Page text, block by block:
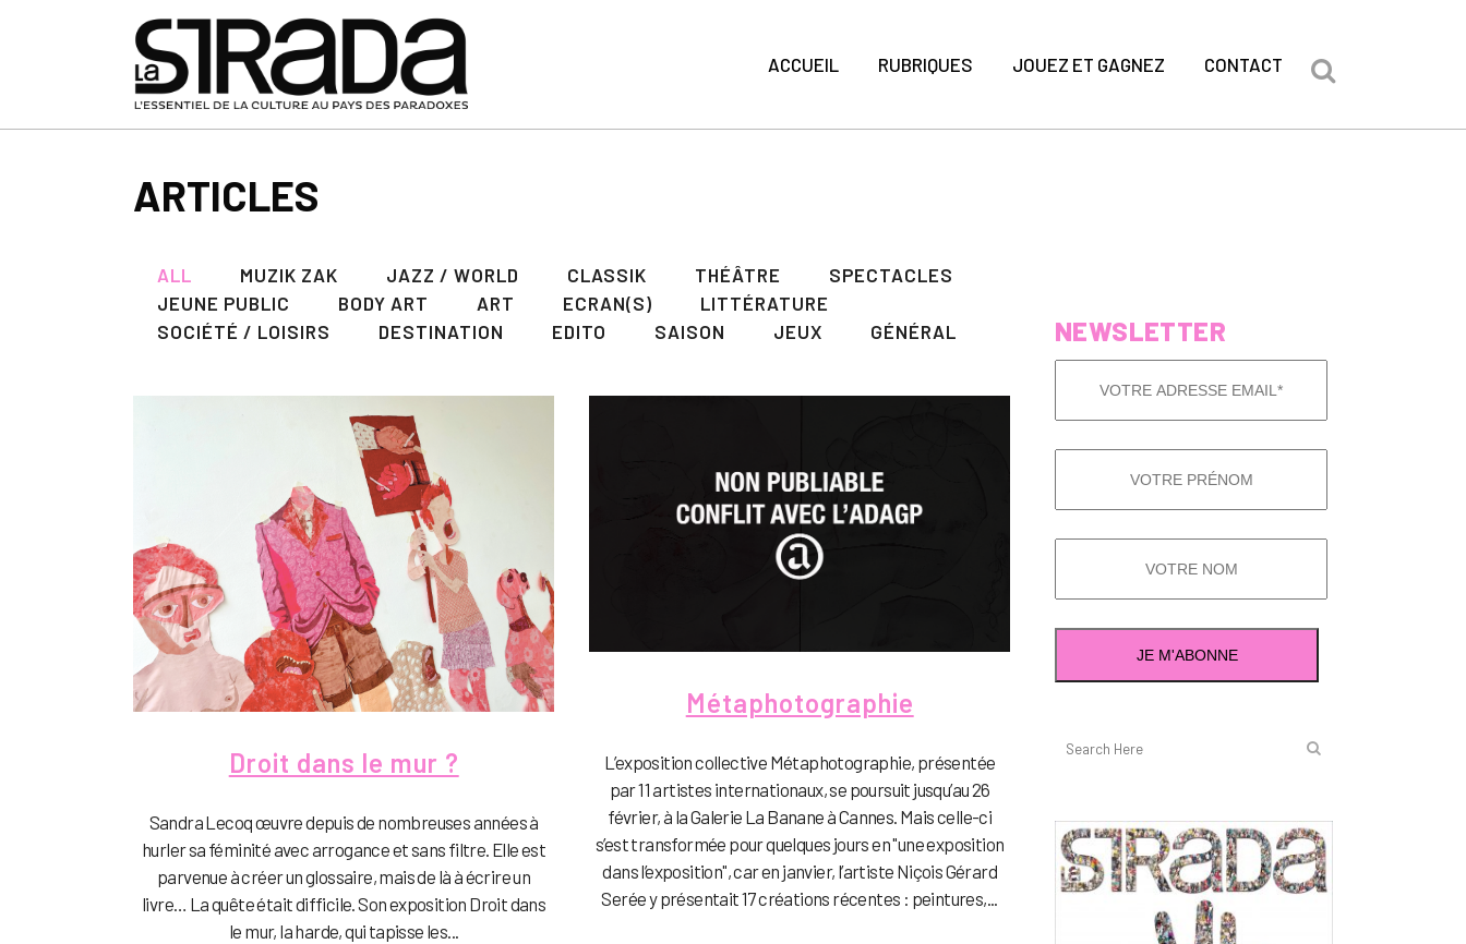
ACCUEIL RUBRIQUES JOUEZ ET GAGNEZ CONTACT
ARTICLES
ALL MUZIK ZAK JAZZ / WORLD CLASSIK THÉÂTRE
SPECTACLES
JEUNE PUBLIC
BODY ART ART ECRAN(S)
LITTÉRATURE
SOCIÉTÉ / LOISIRS
DESTINATION EDITO SAISON JEUX GÉNÉRAL
Droit dans le mur ?
Sandra Lecoq œuvre depuis de nombreuses années à
hurler sa féminité avec arrogance et sans filtre. Elle est
parvenue à créer un glossaire, mais de là à écrire un
livre… La quête était difficile. Son exposition Droit dans
le mur, la harde, qui tapisse les...
Métaphotographie
L’exposition collective Métaphotographie, présentée
par 11 artistes internationaux, se poursuit jusqu’au 26
février, à la Galerie La Banane à Cannes. Mais celle-ci
s’est transformée pour quelques jours en "une exposition
dans l’exposition", car en janvier, l’artiste Niçois Gérard
Serée y présentait 17 créations récentes : peintures,...
NEWSLETTER